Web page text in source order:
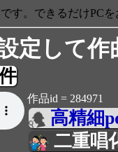
す。できるだけPC
定して作
作品id = 284971
高精細
二重唱